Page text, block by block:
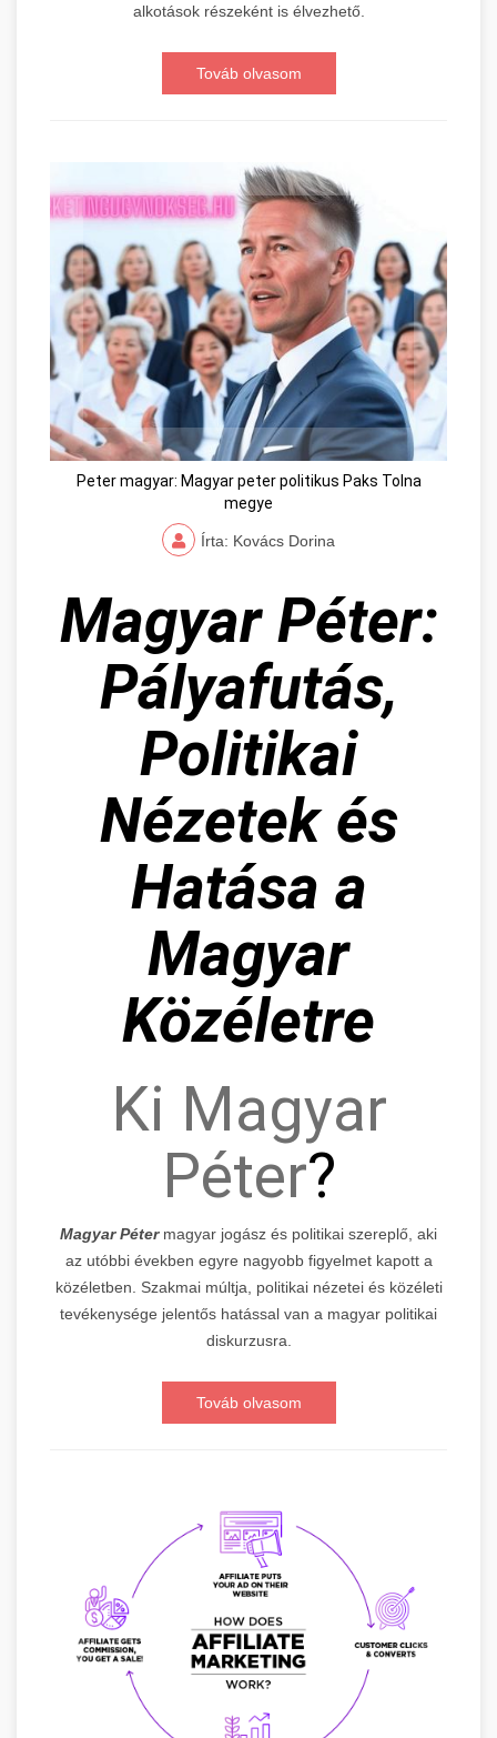
alkotások részeként is élvezhető.
Továb olvasom
Peter magyar: Magyar peter politikus Paks Tolna
megye
Írta: Kovács Dorina
Magyar Péter:
Pályafutás,
Politikai
Nézetek és
Hatása a
Magyar
Közéletre
Ki Magyar
Péter?
Magyar Pétermagyar jogász és politikai szereplő, aki
az utóbbi években egyre nagyobb figyelmet kapott a
közéletben. Szakmai múltja, politikai nézetei és közéleti
tevékenysége jelentős hatással van a magyar politikai
diskurzusra.
Továb olvasom